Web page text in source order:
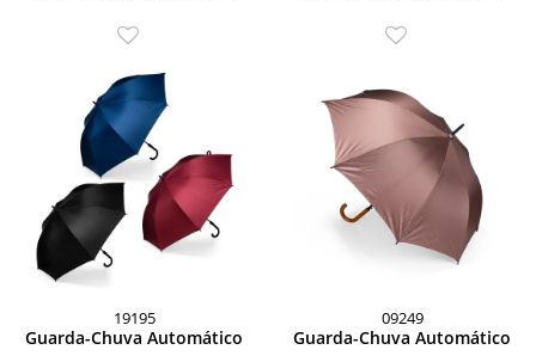
19195
Guarda-Chuva Automático
09249
Guarda-Chuva Automático